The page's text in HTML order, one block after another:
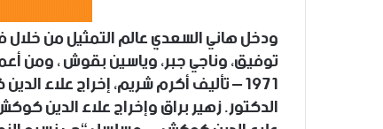
توفيق، وناجي جبر، وياسين بقوش ، ومن
الدكتور. زهير براق وإخراج علاء الدين